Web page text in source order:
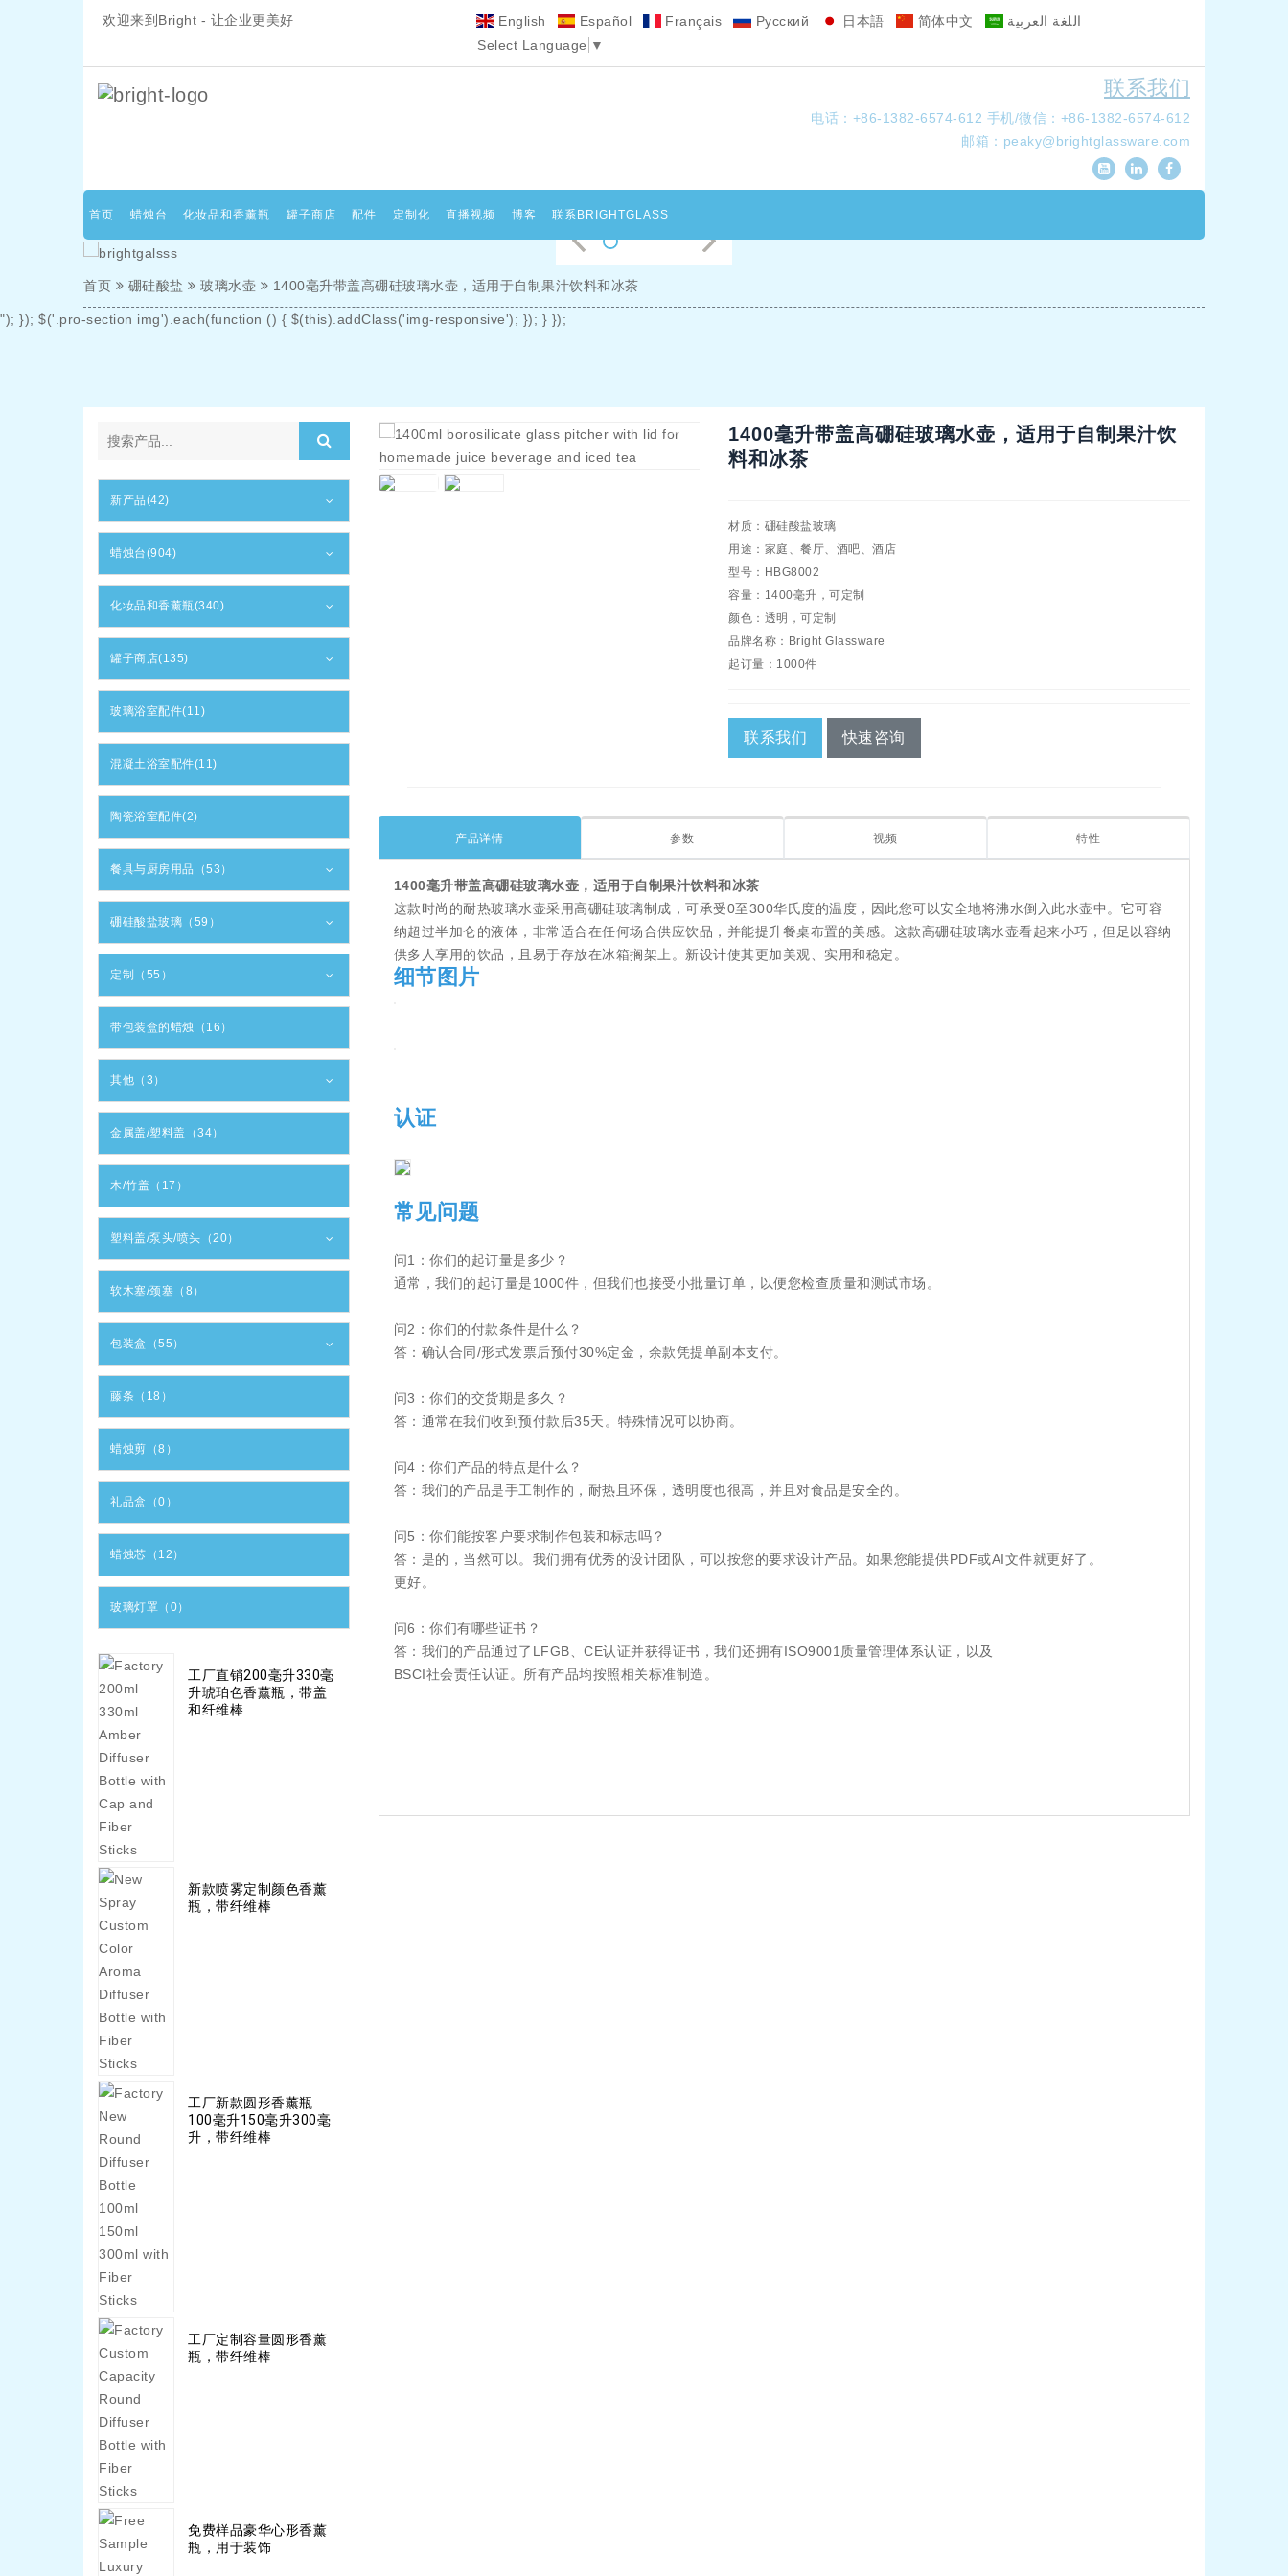
欢迎来到Bright - 让企业更美好 English Español Français Pусский 日本語 简体中文
اللغة العربية
Select Language ▼
联系我们
电话：+86-1382-6574-612 手机/微信：+86-1382-6574-612
邮箱： peaky@brightglassware.com
首页 蜡烛台 化妆品和香薰瓶 罐子商店 配件 定制化 直播视频 博客 联系BRIGHTGLASS
首页 硼硅酸盐 玻璃水壶 1400毫升带盖高硼硅玻璃水壶，适用于自制果汁饮料和冰茶
"); }); $('.pro-section img').each(function () { $(this).addClass('img-responsive'); }); } });
新产品(42)
蜡烛台(904)
化妆品和香薰瓶(340)
罐子商店(135)
玻璃浴室配件(11)
混凝土浴室配件(11)
陶瓷浴室配件(2)
餐具与厨房用品（53）
硼硅酸盐玻璃（59）
定制（55）
带包装盒的蜡烛（16）
其他（3）
金属盖/塑料盖（34）
木/竹盖（17）
塑料盖/泵头/喷头（20）
软木塞/颈塞（8）
包装盒（55）
藤条（18）
蜡烛剪（8）
礼品盒（0）
蜡烛芯（12）
玻璃灯罩（0）
工厂直销200毫升330毫
升琥珀色香薰瓶，带盖
和纤维棒
新款喷雾定制颜色香薰
瓶，带纤维棒
工厂新款圆形香薰瓶
100毫升150毫升300毫
升，带纤维棒
工厂定制容量圆形香薰
瓶，带纤维棒
免费样品豪华心形香薰
瓶，用于装饰
1400毫升带盖高硼硅玻璃水壶，适用于自制果汁饮
料和冰茶
材质：硼硅酸盐玻璃
用途：家庭、餐厅、酒吧、酒店
型号：HBG8002
容量：1400毫升，可定制
颜色：透明，可定制
品牌名称：Bright Glassware
起订量：1000件
联系我们 快速咨询
产品详情 参数 视频 特性
1400毫升带盖高硼硅玻璃水壶，适用于自制果汁饮料和冰茶
这款时尚的耐热玻璃水壶采用高硼硅玻璃制成，可承受0至300华氏度的温度，因此您可以安全地将沸水倒入此水壶中。它可容
纳超过半加仑的液体，非常适合在任何场合供应饮品，并能提升餐桌布置的美感。这款高硼硅玻璃水壶看起来小巧，但足以容纳
供多人享用的饮品，且易于存放在冰箱搁架上。新设计使其更加美观、实用和稳定。
细节图片
认证
常见问题
问1：你们的起订量是多少？
通常，我们的起订量是1000件，但我们也接受小批量订单，以便您检查质量和测试市场。
问2：你们的付款条件是什么？
答：确认合同/形式发票后预付30%定金，余款凭提单副本支付。
问3：你们的交货期是多久？
答：通常在我们收到预付款后35天。特殊情况可以协商。
问4：你们产品的特点是什么？
答：我们的产品是手工制作的，耐热且环保，透明度也很高，并且对食品是安全的。
问5：你们能按客户要求制作包装和标志吗？
答：是的，当然可以。我们拥有优秀的设计团队，可以按您的要求设计产品。如果您能提供PDF或AI文件就更好了。
更好。
问6：你们有哪些证书？
答：我们的产品通过了LFGB、CE认证并获得证书，我们还拥有ISO9001质量管理体系认证，以及
BSCI社会责任认证。所有产品均按照相关标准制造。